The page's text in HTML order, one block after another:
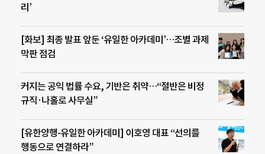
리’
[화보] 최종 발표 앞둔 ‘유일한 아카데미’…조별 과제
막판 점검
커지는 공익 법률 수요, 기반은 취약…“절반은 비정
규직·나홀로 사무실”
[유한양행-유일한 아카데미] 이호영 대표 “선의를
행동으로 연결하라”